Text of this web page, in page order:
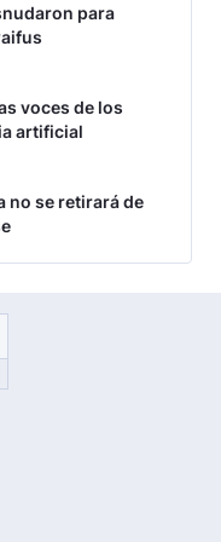
para
voces de los
artificial
no se retirará de